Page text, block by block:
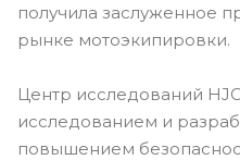
получила заслуженное
рынке мотоэкипировки.
Центр исследований
исследованием и
повышением